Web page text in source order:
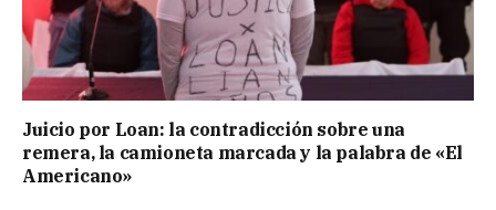
Juicio por Loan: la contradicción sobre una
remera, la camioneta marcada y la palabra de «El
Americano»